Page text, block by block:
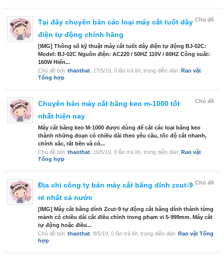
Chủ đề
Tại đây chuyên bán các loại máy cắt tuốt dây
điện tự động chính hãng
[IMG] Thông số kỹ thuật máy cắt tuốt dây điện tự động BJ-02C:
Model: BJ-02C Nguồn điện: AC220 / 50HZ 110V / 60HZ Công suất:
160W Hiển...
Chủ đề bởi: thaothat 17/5/19 , 0 lần trả lời, trong diễn đàn: Rao vặt
Tổng hợp
Chủ đề
Chuyên bán máy cắt băng keo m-1000 tốt
nhất hiện nay
Máy cắt băng keo M-1000 được dùng để cắt các loại băng keo
thành những đoạn có chiều dài theo yêu cầu, tốc độ cắt nhanh,
chính xác, rất bền và có...
Chủ đề bởi: thaothat 16/5/19 , 0 lần trả lời, trong diễn đàn: Rao vặt
Tổng hợp
Chủ đề
Địa chỉ công ty bán máy cắt băng dính zcut-9
rẻ nhất cả nước
[IMG] Máy cắt băng dính Zcut-9 tự động cắt băng dính thành từng
mảnh có chiều dài cắt điều chỉnh trong phạm vi 5-999mm. Máy cắt
tự động hoặc điều...
Chủ đề bởi: thaothat 8/5/19 , 0 lần trả lời, trong diễn đàn: Rao vặt Tổng
hợp